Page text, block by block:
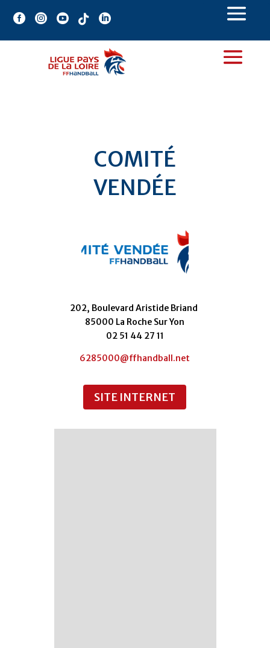
    
COMITÉ
VENDÉE
202, Boulevard Aristide Briand
85000 La Roche Sur Yon
02 51 44 27 11
6285000@ffhandball.net
SITE INTERNET